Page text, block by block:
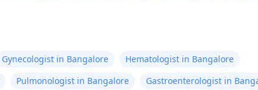
Gynecologist in Bangalore
Hematologist in Bangalore
Pulmonologist in Bangalore Gastroenterologist in